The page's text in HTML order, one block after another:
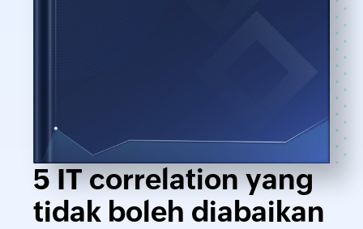
5 IT correlation yang
tidak boleh diabaikan